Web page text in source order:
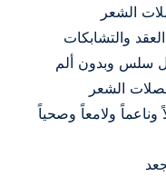
الشعر
والتشابكات
سلس وبدون ألم
الشعر
ولامعاً وصحياً